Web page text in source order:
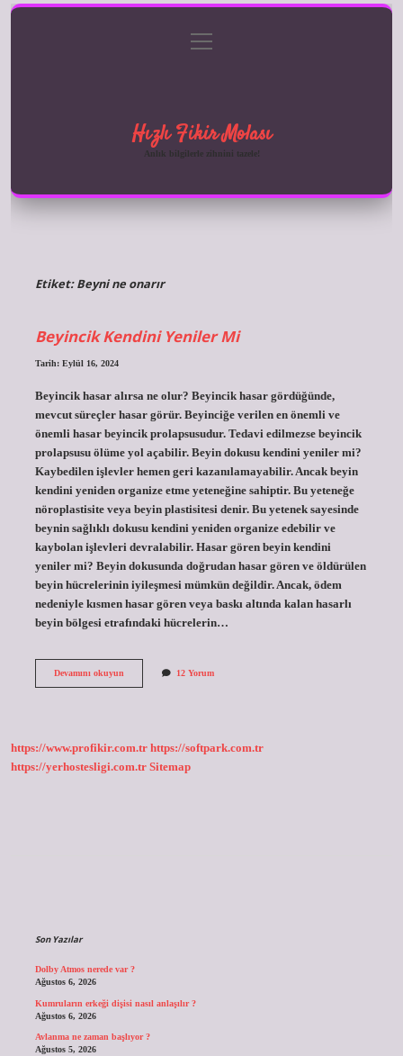
Gizlilik Politikası
menüyü
aç
Hızlı Fikir Molası
Anlık bilgilerle zihnini tazele!
Etiket:Beyni ne onarır
Beyincik Kendini Yeniler Mi
Tarih: Eylül 16, 2024
Beyincik hasar alırsa ne olur? Beyincik hasar gördüğünde,
mevcut süreçler hasar görür. Beyinciğe verilen en önemli ve
önemli hasar beyincik prolapsusudur. Tedavi edilmezse beyincik
prolapsusu ölüme yol açabilir. Beyin dokusu kendini yeniler mi?
Kaybedilen işlevler hemen geri kazanılamayabilir. Ancak beyin
kendini yeniden organize etme yeteneğine sahiptir. Bu yeteneğe
nöroplastisite veya beyin plastisitesi denir. Bu yetenek sayesinde
beynin sağlıklı dokusu kendini yeniden organize edebilir ve
kaybolan işlevleri devralabilir. Hasar gören beyin kendini
yeniler mi? Beyin dokusunda doğrudan hasar gören ve öldürülen
beyin hücrelerinin iyileşmesi mümkün değildir. Ancak, ödem
nedeniyle kısmen hasar gören veya baskı altında kalan hasarlı
beyin bölgesi etrafındaki hücrelerin…
Devamını okuyunBeyincik
12 Yorum
https://www.profikir.com.tr https://softpark.com.tr
https://yerhostesligi.com.tr Sitemap
Son Yazılar
Dolby Atmos nerede var ?
Ağustos 6, 2026
Kumruların erkeği dişisi nasıl anlaşılır ?
Ağustos 6, 2026
Avlanma ne zaman başlıyor ?
Ağustos 5, 2026